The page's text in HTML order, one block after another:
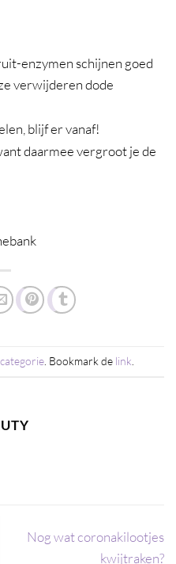
enzymen schijnen goed
verwijderen dode
blijf er vanaf!
daarmee vergroot je de
. Bookmark de link
Nog wat coronakilootjes
kwijtraken?